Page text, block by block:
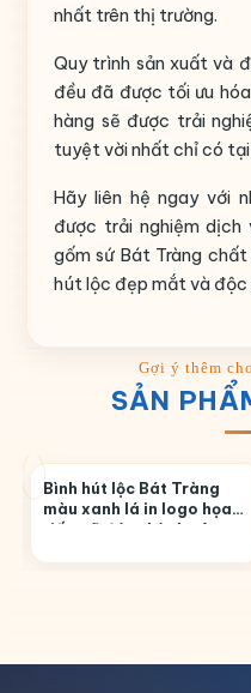
nhất trên thị trường.
Quy trình sản xuất và
đều đã được tối ưu
hàng sẽ được trải
tuyệt vời nhất chỉ có tại
Hãy liên hệ ngay với
được trải nghiệm dịch
gốm sứ Bát Tràng
hút lộc đẹp mắt và độc
SẢN
Bình hút lộc Bát Tràng
màu xanh lá in logo họa
tiết mã đáo thành công